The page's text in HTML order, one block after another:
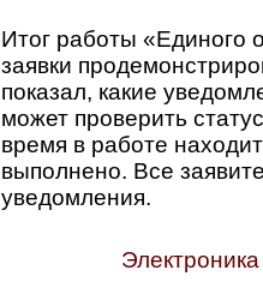
Итог работы «Единого
заявки
показал, какие
может проверить
время в работе
выполнено. Все
уведомления.